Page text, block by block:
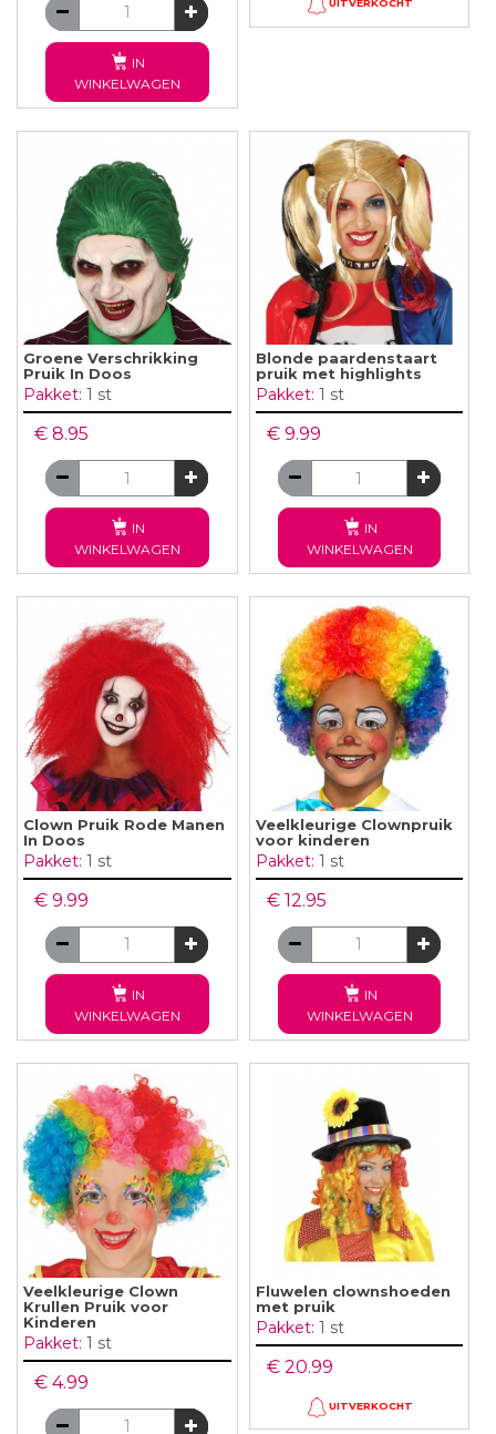
IN
WINKELWAGEN
UITVERKOCHT
Groene Verschrikking
Pruik In Doos
Pakket: 1 st
€ 8.95
IN
WINKELWAGEN
Blonde paardenstaart
pruik met highlights
Pakket: 1 st
€ 9.99
IN
WINKELWAGEN
Clown Pruik Rode Manen
In Doos
Pakket: 1 st
€ 9.99
IN
WINKELWAGEN
Veelkleurige Clownpruik
voor kinderen
Pakket: 1 st
€ 12.95
IN
WINKELWAGEN
Veelkleurige Clown
Krullen Pruik voor
Kinderen
Pakket: 1 st
€ 4.99
Fluwelen clownshoeden
met pruik
Pakket: 1 st
€ 20.99
UITVERKOCHT